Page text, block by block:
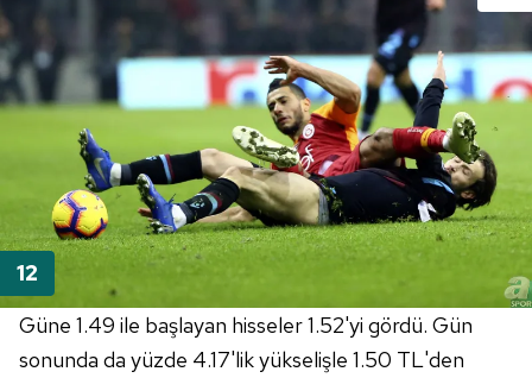
Güne 1.49 ile başlayan hisseler 1.52'yi gördü. Gün
sonunda da yüzde 4.17'lik yükselişle 1.50 TL'den